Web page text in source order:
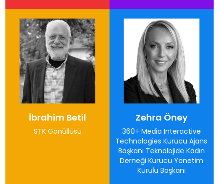
İbrahim Betil
STK Gönüllüsü
Zehra Öney
360+ Media Interactive
Technologies Kurucu Ajans
Başkanı Teknolojide Kadın
Derneği Kurucu Yönetim
Kurulu Başkanı